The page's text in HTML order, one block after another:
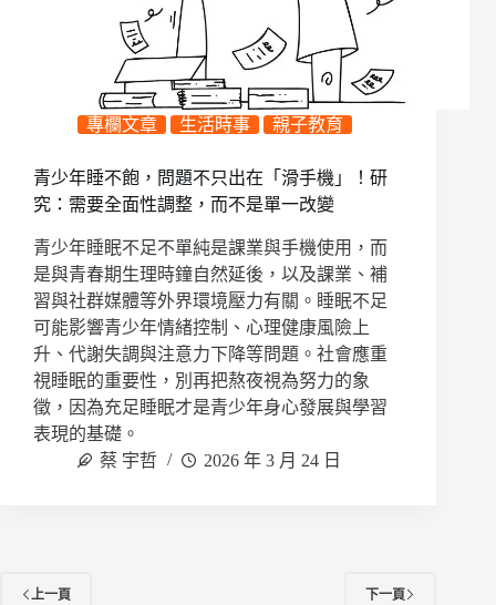
專欄文章 生活時事 親子教育
青少年睡不飽，問題不只出在「滑手機」！研
究：需要全面性調整，而不是單一改變
青少年睡眠不足不單純是課業與手機使用，而
是與青春期生理時鐘自然延後，以及課業、補
習與社群媒體等外界環境壓力有關。睡眠不足
可能影響青少年情緒控制、心理健康風險上
升、代謝失調與注意力下降等問題。社會應重
視睡眠的重要性，別再把熬夜視為努力的象
徵，因為充足睡眠才是青少年身心發展與學習
表現的基礎。
蔡 宇哲
2026 年 3 月 24 日
上一頁 下一頁